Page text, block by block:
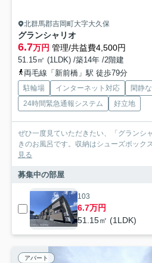
北群馬郡吉岡町大字大久保
グランシャリオ
6.7万円 管理/共益費4,500円
51.15㎡ (1LDK) /築14年 /2階建
両毛線「新前橋」駅 徒歩79分
駐輪場 インターネット対応 閑静
24時間緊急通報システム
好立地
ぜひ一度見ていただきたい、「グランシ
きのお風呂です。収納はシューズボック
見る
募集中の部屋
103
6.7万円
51.15㎡ (1LDK)
アパート